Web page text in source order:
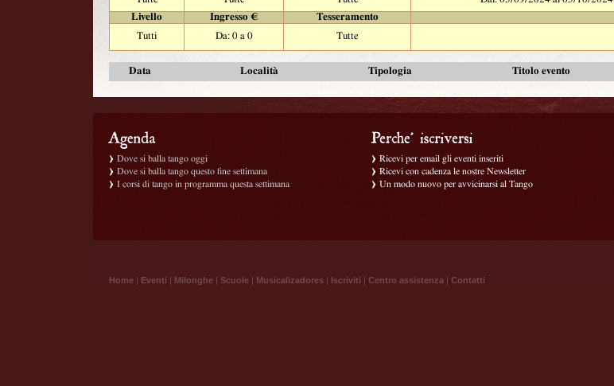
Livello
Ingresso €
Tesseramento
Tutti
Da: 0 a 0 Tutte
Data Località Tipologia Titolo evento
Dove si balla tango oggi
Dove si balla tango questo fine settimana
I corsi di tango in programma questa settimana
Ricevi per email gli eventi inseriti
Ricevi con cadenza le nostre Newsletter
Un modo nuovo per avvicinarsi al Tango
Home | Eventi | Milonghe | Scuole | Musicalizadores | Iscriviti | Centro assistenza | Contatti